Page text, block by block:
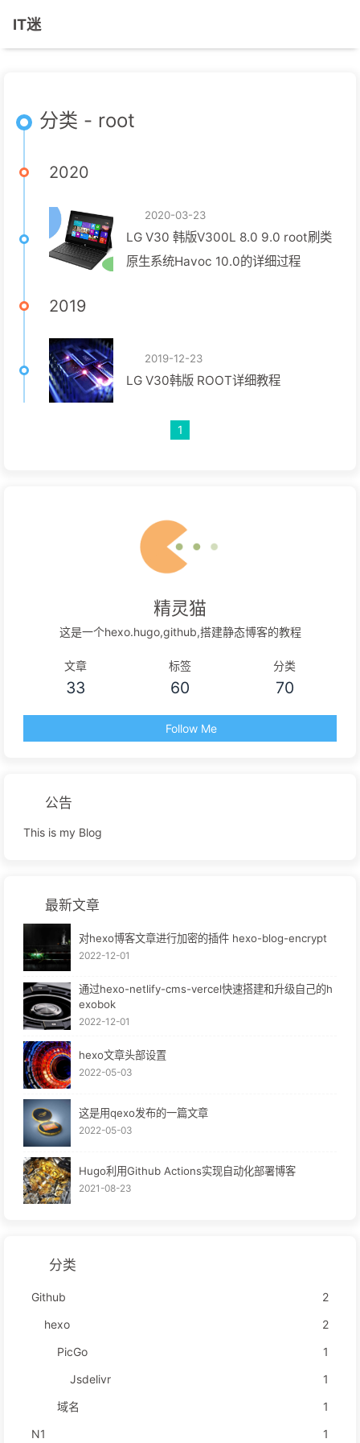
IT迷
分类 - root
2020
2020-03-23
LG V30 韩版V300L 8.0 9.0 root刷类
原生系统Havoc 10.0的详细过程
2019
2019-12-23
LG V30韩版 ROOT详细教程
1
精灵猫
这是一个hexo.hugo,github,搭建静态博客的教程
文章
33
标签
60
分类
70
Follow Me
公告
This is my Blog
最新文章
对hexo博客文章进行加密的插件 hexo-blog-encrypt
2022-12-01
通过hexo-netlify-cms-vercel快速搭建和升级自己的h
exobok
2022-12-01
hexo文章头部设置
2022-05-03
这是用qexo发布的一篇文章
2022-05-03
Hugo利用Github Actions实现自动化部署博客
2021-08-23
分类
Github
2
hexo
2
PicGo
1
Jsdelivr
1
域名
1
N1
1